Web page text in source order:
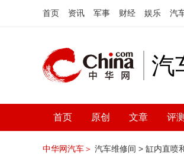
首页 资讯 军事 财经 娱乐 汽
汽
首页 原创 文章 评测
中华网汽车＞ 汽车维修间 > 缸内直喷